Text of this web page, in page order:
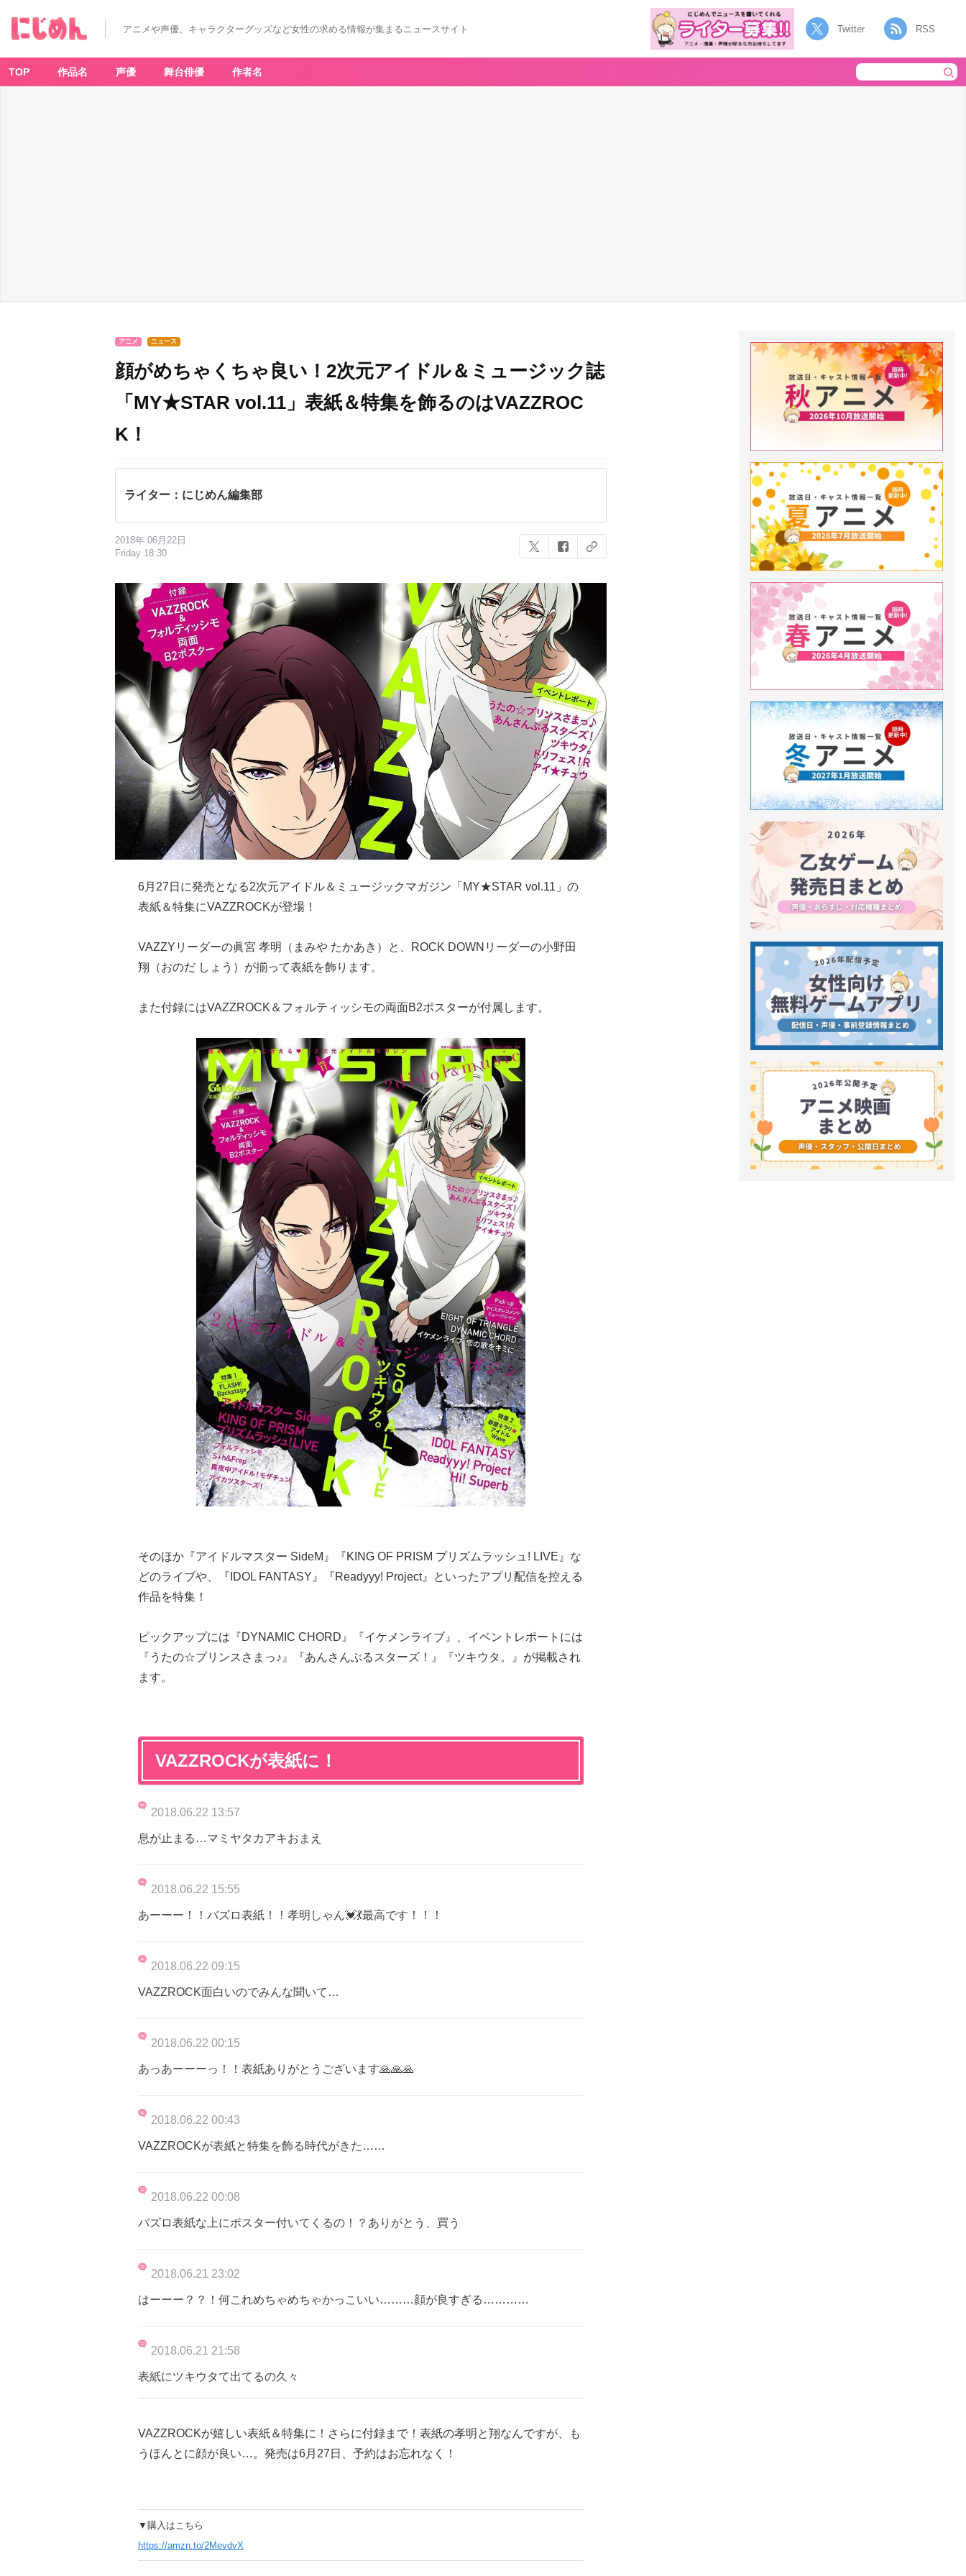
アニメや声優、キャラクターグッズなど女性の求める情報が集まるニュースサイト Twitter RSS
TOP 作品名 声優 舞台俳優 作者名
アニメ ニュース
顔がめちゃくちゃ良い！2次元アイドル＆ミュージック誌
「MY★STAR vol.11」表紙＆特集を飾るのはVAZZROC
K！
ライター：にじめん編集部
2018年 06月22日
Friday 18:30
6月27日に発売となる2次元アイドル＆ミュージックマガジン「MY★STAR vol.11」の
表紙＆特集にVAZZROCKが登場！
VAZZYリーダーの眞宮 孝明（まみや たかあき）と、ROCK DOWNリーダーの小野田
翔（おのだ しょう）が揃って表紙を飾ります。
また付録にはVAZZROCK＆フォルティッシモの両面B2ポスターが付属します。
そのほか『アイドルマスター SideM』『KING OF PRISM プリズムラッシュ! LIVE』な
どのライブや、『IDOL FANTASY』『Readyyy! Project』といったアプリ配信を控える
作品を特集！
ピックアップには『DYNAMIC CHORD』『イケメンライブ』、イベントレポートには
『うたの☆プリンスさまっ♪』『あんさんぶるスターズ！』『ツキウタ。』が掲載され
ます。
VAZZROCKが表紙に！
2018.06.22 13:57
息が止まる…マミヤタカアキおまえ
2018.06.22 15:55
あーーー！！バズロ表紙！！孝明しゃん💓💃最高です！！！
2018.06.22 09:15
VAZZROCK面白いのでみんな聞いて…
2018.06.22 00:15
あっあーーーっ！！表紙ありがとうございます🙏🙏🙏
2018.06.22 00:43
VAZZROCKが表紙と特集を飾る時代がきた……
2018.06.22 00:08
バズロ表紙な上にポスター付いてくるの！？ありがとう、買う
2018.06.21 23:02
はーーー？？！何これめちゃめちゃかっこいい………顔が良すぎる…………
2018.06.21 21:58
表紙にツキウタて出てるの久々
VAZZROCKが嬉しい表紙＆特集に！さらに付録まで！表紙の孝明と翔なんですが、も
うほんとに顔が良い…。発売は6月27日、予約はお忘れなく！
▼購入はこちら
https://amzn.to/2MevdvX